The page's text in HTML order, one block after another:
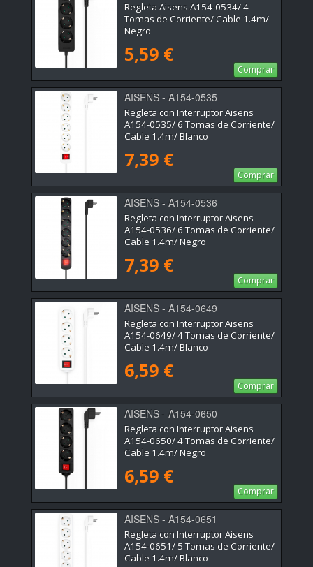
Regleta Aisens A154-0534/ 4
Tomas de Corriente/ Cable 1.4m/
Negro
5,59 €
Comprar
AISENS - A154-0535
Regleta con Interruptor Aisens
A154-0535/ 6 Tomas de Corriente/
Cable 1.4m/ Blanco
7,39 €
Comprar
AISENS - A154-0536
Regleta con Interruptor Aisens
A154-0536/ 6 Tomas de Corriente/
Cable 1.4m/ Negro
7,39 €
Comprar
AISENS - A154-0649
Regleta con Interruptor Aisens
A154-0649/ 4 Tomas de Corriente/
Cable 1.4m/ Blanco
6,59 €
Comprar
AISENS - A154-0650
Regleta con Interruptor Aisens
A154-0650/ 4 Tomas de Corriente/
Cable 1.4m/ Negro
6,59 €
Comprar
AISENS - A154-0651
Regleta con Interruptor Aisens
A154-0651/ 5 Tomas de Corriente/
Cable 1.4m/ Blanco